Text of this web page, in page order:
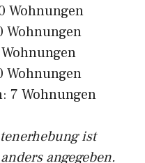
Wohnungen
Wohnungen
Wohnungen
7 Wohnungen
ist
angegeben.